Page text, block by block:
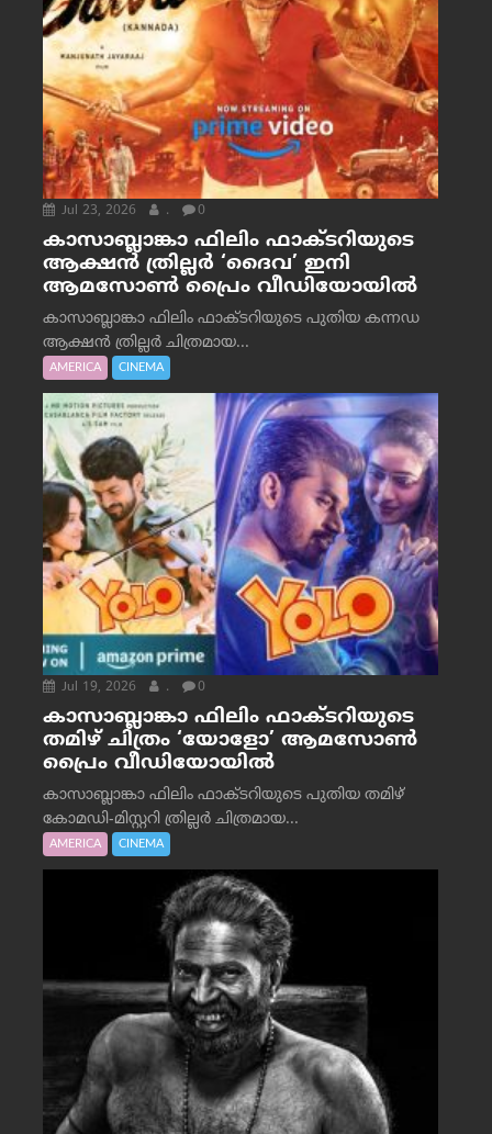
Jul 23, 2026 . 0
കാസാബ്ലാങ്കാ ഫിലിം ഫാക്ടറിയുടെ
ആക്ഷൻ ത്രില്ലർ ‘ദൈവ’ ഇനി
ആമസോൺ പ്രൈം വീഡിയോയിൽ
കാസാബ്ലാങ്കാ ഫിലിം ഫാക്ടറിയുടെ പുതിയ കന്നഡ
ആക്ഷൻ ത്രില്ലർ ചിത്രമായ...
AMERICA CINEMA
Jul 19, 2026 . 0
കാസാബ്ലാങ്കാ ഫിലിം ഫാക്ടറിയുടെ
തമിഴ് ചിത്രം ‘യോളോ’ ആമസോൺ
പ്രൈം വീഡിയോയിൽ
കാസാബ്ലാങ്കാ ഫിലിം ഫാക്ടറിയുടെ പുതിയ തമിഴ്
കോമഡി-മിസ്റ്ററി ത്രില്ലർ ചിത്രമായ...
AMERICA CINEMA